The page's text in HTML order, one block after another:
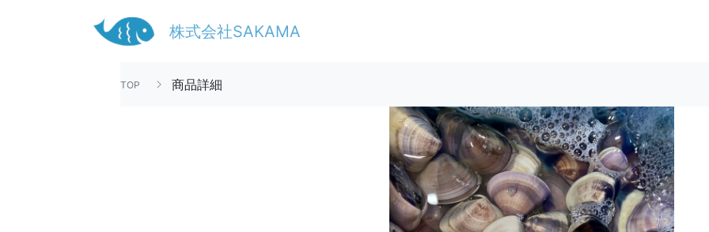
株式会社SAKAMA
TOP 商品詳細